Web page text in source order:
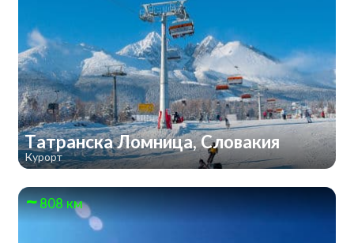
Татранска Ломница, Словакия
Курорт
808 км